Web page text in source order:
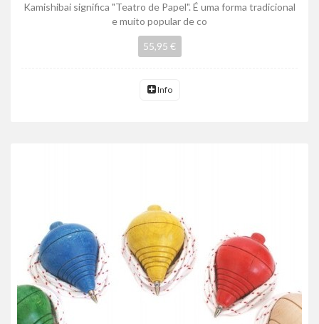
Kamishibai significa "Teatro de Papel". É uma forma tradicional
e muito popular de co
55,95 €
Info